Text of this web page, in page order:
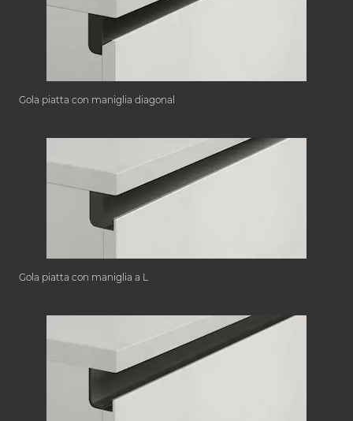
Gola piatta con maniglia diagonal
Gola piatta con maniglia a L